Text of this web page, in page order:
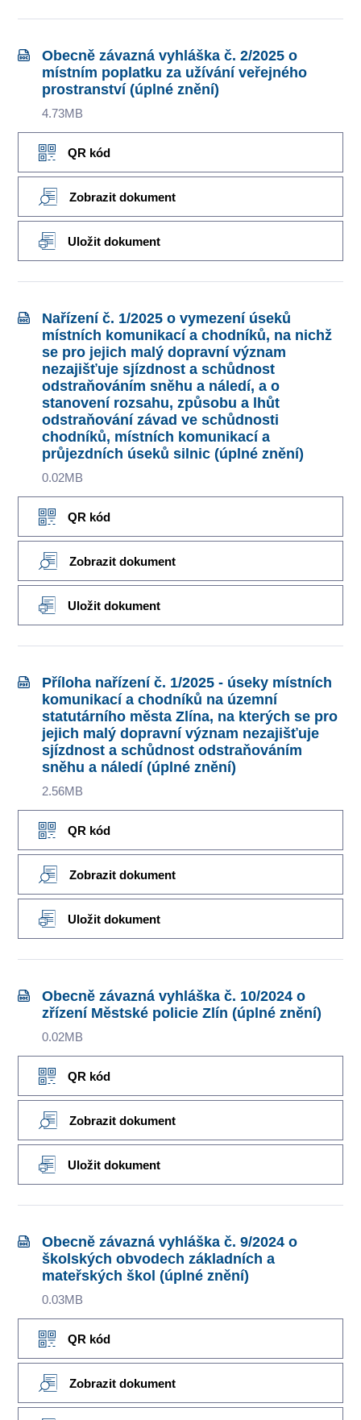
Obecně závazná vyhláška č. 2/2025 o
místním poplatku za užívání veřejného
prostranství (úplné znění)
4.73MB
QR kód
Zobrazit dokument
Uložit dokument
Nařízení č. 1/2025 o vymezení úseků
místních komunikací a chodníků, na nichž
se pro jejich malý dopravní význam
nezajišťuje sjízdnost a schůdnost
odstraňováním sněhu a náledí, a o
stanovení rozsahu, způsobu a lhůt
odstraňování závad ve schůdnosti
chodníků, místních komunikací a
průjezdních úseků silnic (úplné znění)
0.02MB
QR kód
Zobrazit dokument
Uložit dokument
Příloha nařízení č. 1/2025 - úseky místních
komunikací a chodníků na územní
statutárního města Zlína, na kterých se pro
jejich malý dopravní význam nezajišťuje
sjízdnost a schůdnost odstraňováním
sněhu a náledí (úplné znění)
2.56MB
QR kód
Zobrazit dokument
Uložit dokument
Obecně závazná vyhláška č. 10/2024 o
zřízení Městské policie Zlín (úplné znění)
0.02MB
QR kód
Zobrazit dokument
Uložit dokument
Obecně závazná vyhláška č. 9/2024 o
školských obvodech základních a
mateřských škol (úplné znění)
0.03MB
QR kód
Zobrazit dokument